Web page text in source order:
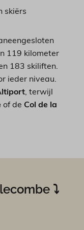
skiërs
119 kilometer
183 skiliften.
ieder niveau.
, terwijl
of de Col de la
⤵